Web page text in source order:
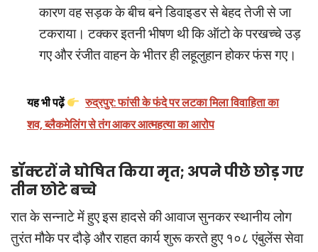
कारण वह सड़क के बीच बने डिवाइडर से बेहद तेजी से जा
टकराया। टक्कर इतनी भीषण थी कि ऑटो के परखच्चे उड़
गए और रंजीत वाहन के भीतर ही लहूलुहान होकर फंस गए।
यह भी पढ़ें
रुद्रपुर: फांसी के फंदे पर लटका मिला विवाहिता का
शव, ब्लैकमेलिंग से तंग आकर आत्महत्या का आरोप
डॉक्टरों ने घोषित किया मृत; अपने पीछे छोड़ गए
तीन छोटे बच्चे
रात के सन्नाटे में हुए इस हादसे की आवाज सुनकर स्थानीय लोग
तुरंत मौके पर दौड़े और राहत कार्य शुरू करते हुए १०८ एंबुलेंस सेवा